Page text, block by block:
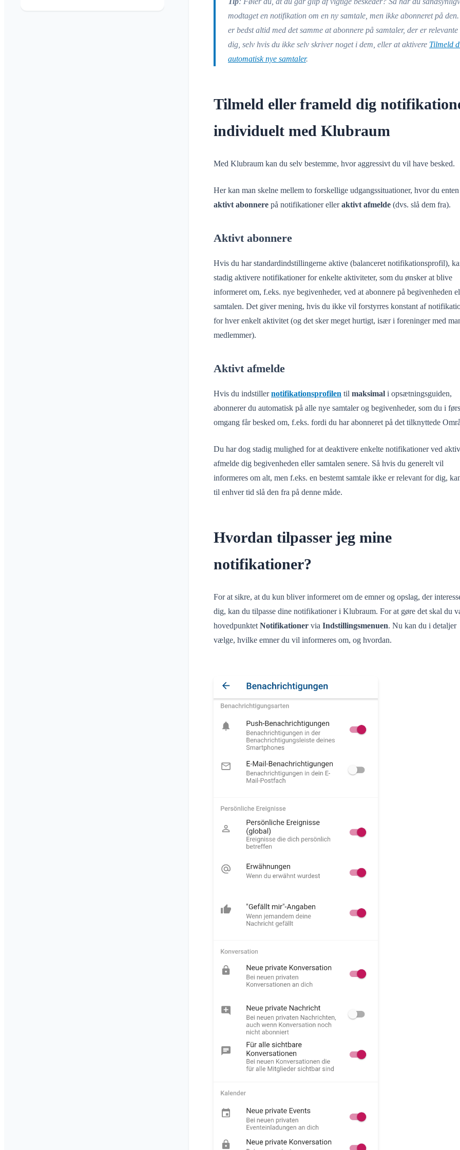
modtaget en notifikation om en ny samtale, men ikke abonneret på
er bedst altid med det samme at abonnere på samtaler, der er
dig, selv hvis du ikke selv skriver noget i dem, eller at aktivere Tilmeld
automatisk nye samtaler.
Tilmeld eller frameld dig
individuelt med Klubraum
Med Klubraum kan du selv bestemme, hvor aggressivt du vil have besked.
Her kan man skelne mellem to forskellige udgangssituationer, hvor du
aktivt abonnere på notifikationer elleraktivt afmelde (dvs. slå dem fra).
Aktivt abonnere
Hvis du har standardindstillingerne aktive (balanceret notifikationsprofil),
stadig aktivere notifikationer for enkelte aktiviteter, som du ønsker at blive
informeret om, f.eks. nye begivenheder, ved at abonnere på begivenheden
samtalen. Det giver mening, hvis du ikke vil forstyrres konstant af
for hver enkelt aktivitet (og det sker meget hurtigt, især i foreninger med
medlemmer).
Aktivt afmelde
Hvis du indstillernotifikationsprofilen til maksimal i opsætningsguiden,
abonnerer du automatisk på alle nye samtaler og begivenheder, som du i
omgang får besked om, f.eks. fordi du har abonneret på det tilknyttede
Du har dog stadig mulighed for at deaktivere enkelte notifikationer ved
afmelde dig begivenheden eller samtalen senere. Så hvis du generelt vil
informeres om alt, men f.eks. en bestemt samtale ikke er relevant for dig,
til enhver tid slå den fra på denne måde.
Hvordan tilpasser jeg mine
notifikationer?
For at sikre, at du kun bliver informeret om de emner og opslag, der
dig, kan du tilpasse dine notifikationer i Klubraum. For at gøre det skal du
hovedpunktet Notifikationer via Indstillingsmenuen. Nu kan du i detaljer
vælge, hvilke emner du vil informeres om, og hvordan.